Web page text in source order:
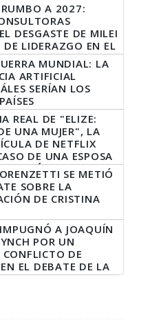
RUMBO A 2027:
DESGASTE DE MILEI
DE LIDERAZGO EN EL
MUNDIAL: LA
ARTIFICIAL
SERÍAN LOS
EN SER
REAL DE "ELIZE:
UNA MUJER", LA
DE NETFLIX
DE UNA ESPOSA
A SUSE METIÓ
SOBRE LA
DE CRISTINA
A JOAQUÍN
POR UN
CONFLICTO DE
EN EL DEBATE DE LA